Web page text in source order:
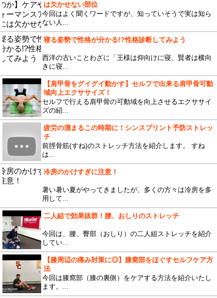
は欠かせない部位
今回はよく聞くワードですが、知っていそうで実は知ら
ない人...
寝る姿勢で性格が分かる!?性格診断してみよう
西洋の古いことわざに「王様は仰向けに寝、賢者は横向
きに寝...
【肩甲骨をグイグイ動かす】セルフで出来る肩甲骨可動
域向上エクササイズ！
セルフで行える肩甲骨の可動域を向上させるエクササイ
ズの紹...
疲労の溜まるこの時期に！シンスプリント予防ストレッ
チ
前脛骨筋(すね)のストレッチ方法を紹介します。 すね
は...
冷房のかけすぎに注意！
暑い暑い夏がやってきましたが、多くの方々は冷房を多
用して...
二人組で効果抜群！腰、おしりのストレッチ
今回は、腰、臀部（おしり）の二人組ストレッチを紹介
してい...
【膝周辺の痛み対策に◎】膝窩部をほぐすセルフケア方
法
今回は膝窩部（膝の裏側）をケアする方法を紹介いたし
ます。...